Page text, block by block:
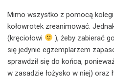
Mimo wszystko z pomocą
kołowrotek zreanimować.
(kręciołowi
), żeby zabierać
się jedynie egzemplarzem
sprawdził się do końca,
w zasadzie łożysko w niej) oraz